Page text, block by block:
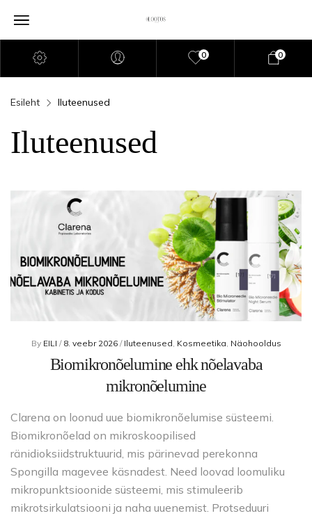
0 0
Esileht Iluteenused
Iluteenused
By EILI / 8. veebr 2026/ Iluteenused, Kosmeetika, Näohooldus
Biomikronõelumine ehk nõelavaba
mikronõelumine
Clarena on loonud uue biomikronõelumise süsteemi.
Biomikronõelad on mikroskoopilised
ränidioksiidstruktuurid, mis pärinevad perekonna
Spongilla magevee käsnadest. Need loovad loomuliku
mikropunktsioonide süsteemi, mis stimuleerib
mikrotsirkulatsiooni ja naha uuenemist. Protseduuri